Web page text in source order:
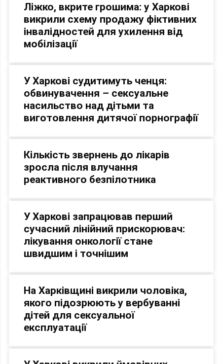
Ліжко, вкрите грошима: у Харкові
викрили схему продажу фіктивних
інвалідностей для ухилення від
мобілізації
У Харкові судитимуть ченця:
обвинувачення – сексуальне
насильство над дітьми та
виготовлення дитячої порнографії
Кількість звернень до лікарів
зросла після влучання
реактивного безпілотника
У Харкові запрацював перший
сучасний лінійний прискорювач:
лікування онкології стане
швидшим і точнішим
На Харківщині викрили чоловіка,
якого підозрюють у вербуванні
дітей для сексуальної
експлуатації